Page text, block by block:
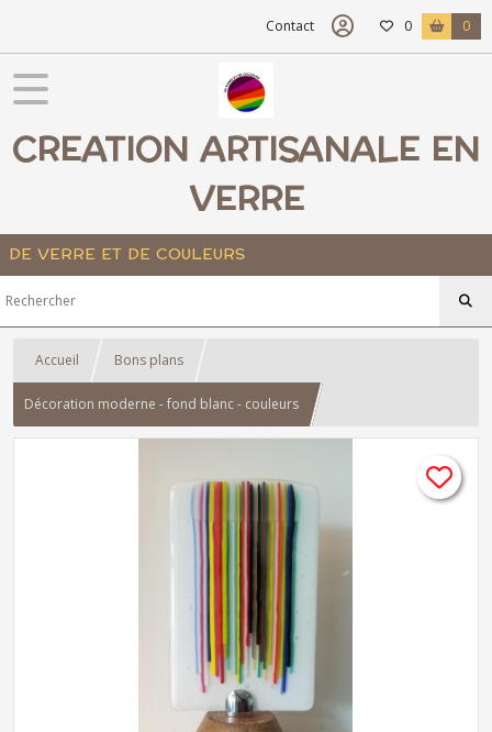
Contact 0 0
CREATION ARTISANALE EN
VERRE
DE VERRE ET DE COULEURS
Accueil Bons plans
Décoration moderne - fond blanc - couleurs